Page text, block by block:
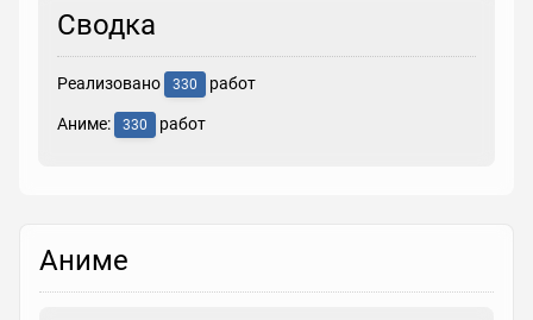
Сводка
Реализовано 330 работ
Аниме: 330 работ
Аниме